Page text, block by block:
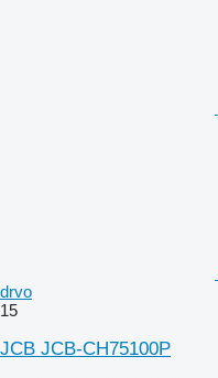
drvo
15
JCB JCB-CH75100P